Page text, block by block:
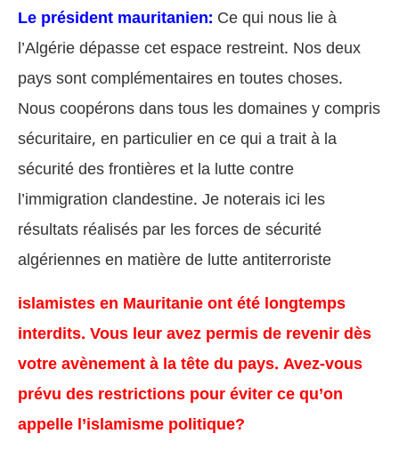
Le président mauritanien:Ce qui nous lie à
l’Algérie dépasse cet espace restreint. Nos deux
pays sont complémentaires en toutes choses.
Nous coopérons dans tous les domaines y compris
sécuritaire, en particulier en ce qui a trait à la
sécurité des frontières et la lutte contre
l’immigration clandestine. Je noterais ici les
résultats réalisés par les forces de sécurité
algériennes en matière de lutte antiterroriste
islamistes en Mauritanie ont été longtemps
interdits. Vous leur avez permis de revenir dès
votre avènement à la tête du pays. Avez-vous
prévu des restrictions pour éviter ce qu’on
appelle l’islamisme politique?